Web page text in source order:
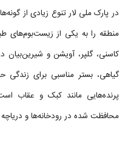
در پارک ملی لار تنوع زیادی از
منطقه را به یکی از زیست‌بوم‌های
کاسنی، گلپر، آویشن و
گیاهی، بستر مناسبی برای زندگی
پرنده‌هایی مانند کبک و عقاب
محافظت شده در رودخانه‌ها و